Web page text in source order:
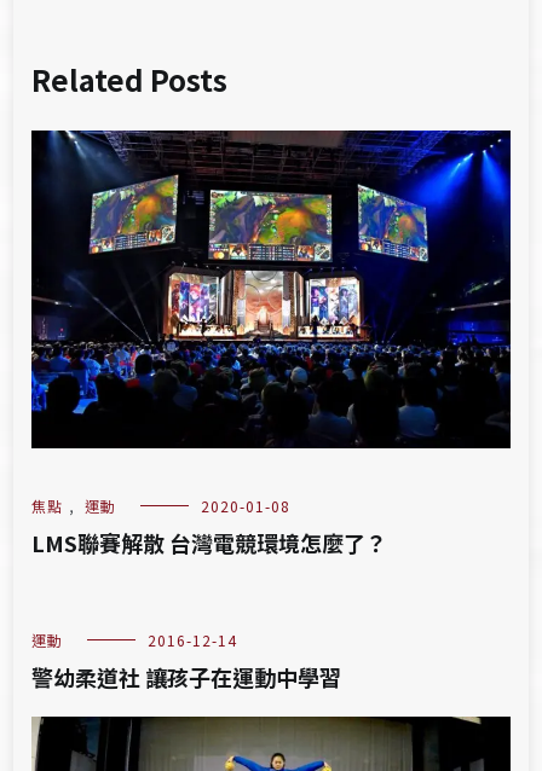
Related Posts
焦點 , 運動 2020-01-08
LMS聯賽解散 台灣電競環境怎麼了？
運動 2016-12-14
警幼柔道社 讓孩子在運動中學習